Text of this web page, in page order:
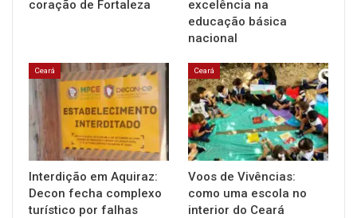
coração de Fortaleza
excelência na
educação básica
nacional
Ceará
Interdição em Aquiraz:
Decon fecha complexo
turístico por falhas
Ceará
Voos de Vivências:
como uma escola no
interior do Ceará